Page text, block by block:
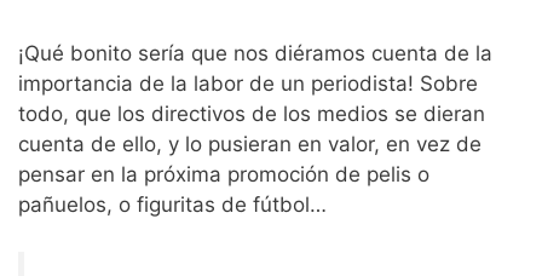
¡Qué bonito sería que nos diéramos cuenta de la
importancia de la labor de un periodista! Sobre
todo, que los directivos de los medios se dieran
cuenta de ello, y lo pusieran en valor, en vez de
pensar en la próxima promoción de pelis o
pañuelos, o figuritas de fútbol…